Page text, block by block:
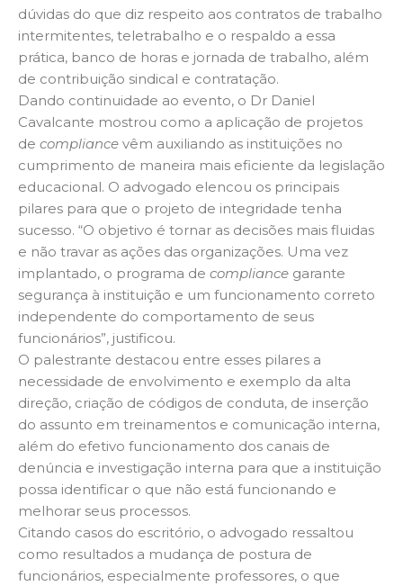
dúvidas do que diz respeito aos contratos de trabalho
intermitentes, teletrabalho e o respaldo a essa
prática, banco de horas e jornada de trabalho, além
de contribuição sindical e contratação.
Dando continuidade ao evento, o Dr Daniel
Cavalcante mostrou como a aplicação de projetos
de compliance vêm auxiliando as instituições no
cumprimento de maneira mais eficiente da legislação
educacional. O advogado elencou os principais
pilares para que o projeto de integridade tenha
sucesso. “O objetivo é tornar as decisões mais fluidas
e não travar as ações das organizações. Uma vez
implantado, o programa de compliance garante
segurança à instituição e um funcionamento correto
independente do comportamento de seus
funcionários”, justificou.
O palestrante destacou entre esses pilares a
necessidade de envolvimento e exemplo da alta
direção, criação de códigos de conduta, de inserção
do assunto em treinamentos e comunicação interna,
além do efetivo funcionamento dos canais de
denúncia e investigação interna para que a instituição
possa identificar o que não está funcionando e
melhorar seus processos.
Citando casos do escritório, o advogado ressaltou
como resultados a mudança de postura de
funcionários, especialmente professores, o que